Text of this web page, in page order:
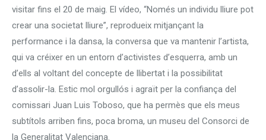
visitar fins el 20 de maig. El vídeo, “Només un individu lliure pot
crear una societat lliure”, reprodueix mitjançant la
performance i la dansa, la conversa que va mantenir l’artista,
qui va créixer en un entorn d’activistes d’esquerra, amb un
d’ells al voltant del concepte de llibertat i la possibilitat
d’assolir-la. Estic mol orgullós i agraït per la confiança del
comissari Juan Luis Toboso, que ha permès que els meus
subtítols arriben fins, poca broma, un museu del Consorci de
la Generalitat Valenciana.